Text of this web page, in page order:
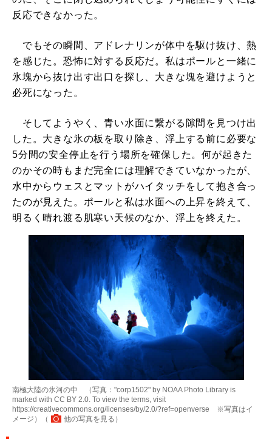
反応できなかった。
でもその瞬間、アドレナリンが体中を駆け抜け、熱
を感じた。恐怖に対する反応だ。私はポールと一緒に
氷塊から抜け出す出口を探し、大きな塊を避けようと
必死になった。
そしてようやく、青い水面に繋がる隙間を見つけ出
した。大きな氷の板を取り除き、浮上する前に必要な
5分間の安全停止を行う場所を確保した。何が起きた
のかその時もまだ完全には理解できていなかったが、
水中からウェスとマットがハイタッチをして抱き合っ
たのが見えた。ポールと私は水面への上昇を終えて、
明るく晴れ渡る肌寒い天候のなか、浮上を終えた。
南極大陸の氷河の中 （写真："corp1502" by NOAA Photo Library is
marked with CC BY 2.0. To view the terms, visit
https://creativecommons.org/licenses/by/2.0/?ref=openverse ※写真はイ
メージ）（
他の写真を見る ）